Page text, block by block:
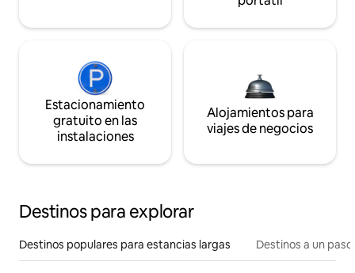
Estacionamiento
gratuito en las
instalaciones
Alojamientos para
viajes de negocios
Destinos para explorar
Destinos populares para estancias largas Destinos a un